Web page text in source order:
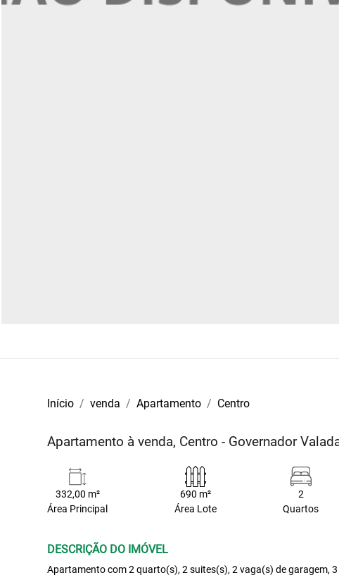
Início venda Apartamento Centro
Apartamento à venda, Centro - Governador
332,00 m²
Área Principal
690 m²
Área Lote
2
Quartos
DESCRIÇÃO DO IMÓVEL
Apartamento com 2 quarto(s), 2 suites(s), 2 vaga(s) de garagem,